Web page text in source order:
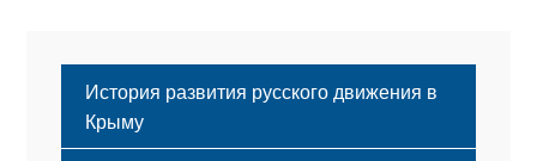
История развития русского движения в
Крыму